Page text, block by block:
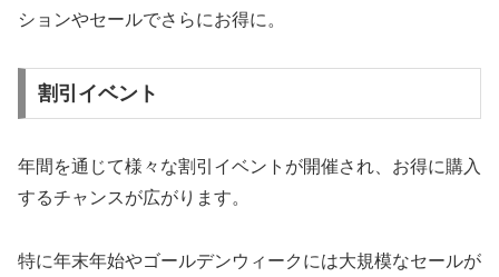
ションやセールでさらにお得に。
割引イベント
年間を通じて様々な割引イベントが開催され、お得に購入
するチャンスが広がります。
特に年末年始やゴールデンウィークには大規模なセールが